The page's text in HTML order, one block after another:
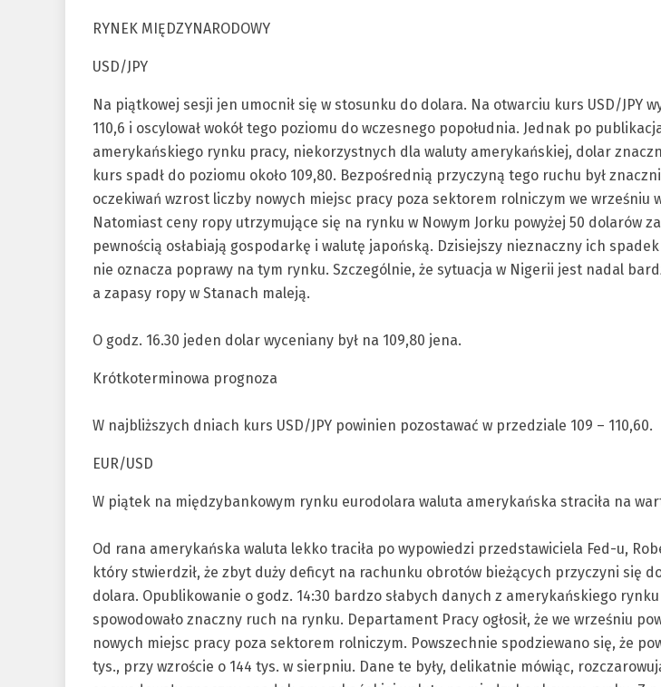
RYNEK MIĘDZYNARODOWY
USD/JPY
Na piątkowej sesji jen umocnił się w stosunku do dolara. Na otwarciu kurs USD/JPY
110,6 i oscylował wokół tego poziomu do wczesnego popołudnia. Jednak po
amerykańskiego rynku pracy, niekorzystnych dla waluty amerykańskiej, dolar
kurs spadł do poziomu około 109,80. Bezpośrednią przyczyną tego ruchu był
oczekiwań wzrost liczby nowych miejsc pracy poza sektorem rolniczym we wrześniu
Natomiast ceny ropy utrzymujące się na rynku w Nowym Jorku powyżej 50 dolarów
pewnością osłabiają gospodarkę i walutę japońską. Dzisiejszy nieznaczny ich
nie oznacza poprawy na tym rynku. Szczególnie, że sytuacja w Nigerii jest nadal
a zapasy ropy w Stanach maleją.
O godz. 16.30 jeden dolar wyceniany był na 109,80 jena.
Krótkoterminowa prognoza
W najbliższych dniach kurs USD/JPY powinien pozostawać w przedziale 109 – 110,60.
EUR/USD
W piątek na międzybankowym rynku eurodolara waluta amerykańska straciła na
Od rana amerykańska waluta lekko traciła po wypowiedzi przedstawiciela Fed-u,
który stwierdził, że zbyt duży deficyt na rachunku obrotów bieżących przyczyni się
dolara. Opublikowanie o godz. 14:30 bardzo słabych danych z amerykańskiego
spowodowało znaczny ruch na rynku. Departament Pracy ogłosił, że we wrześniu
nowych miejsc pracy poza sektorem rolniczym. Powszechnie spodziewano się, że
tys., przy wzroście o 144 tys. w sierpniu. Dane te były, delikatnie mówiąc,